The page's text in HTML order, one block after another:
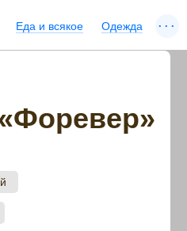
Еда и всякое Одежда ...